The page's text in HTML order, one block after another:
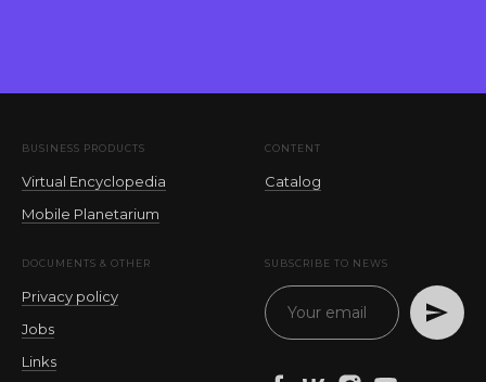
BUSINESS PRODUCTS
Virtual Encyclopedia
Mobile Planetarium
CONTENT
Catalog
DOCUMENTS & OTHER
Privacy policy
Jobs
Links
SUBSCRIBE TO NEWS